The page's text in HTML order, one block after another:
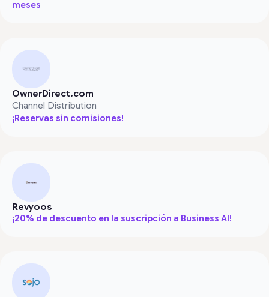
meses
OwnerDirect.com
Channel Distribution
¡Reservas sin comisiones!
Revyoos
¡20% de descuento en la suscripción a Business AI!